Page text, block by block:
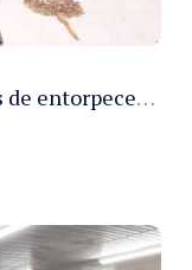
PMAM apreende 16,6 toneladas de entorpecentes e registra aumento nas prisões em flagrante e nas capturas de foragidos no primeiro semestre de 2026